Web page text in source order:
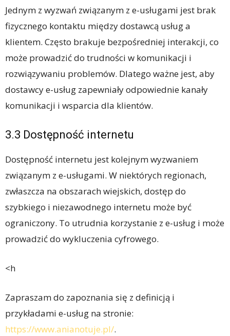
Jednym z wyzwań związanym z e-usługami jest brak
fizycznego kontaktu między dostawcą usług a
klientem. Często brakuje bezpośredniej interakcji, co
może prowadzić do trudności w komunikacji i
rozwiązywaniu problemów. Dlatego ważne jest, aby
dostawcy e-usług zapewniały odpowiednie kanały
komunikacji i wsparcia dla klientów.
3.3 Dostępność internetu
Dostępność internetu jest kolejnym wyzwaniem
związanym z e-usługami. W niektórych regionach,
zwłaszcza na obszarach wiejskich, dostęp do
szybkiego i niezawodnego internetu może być
ograniczony. To utrudnia korzystanie z e-usług i może
prowadzić do wykluczenia cyfrowego.
<h
Zapraszam do zapoznania się z definicją i
przykładami e-usług na stronie:
https://www.anianotuje.pl/.